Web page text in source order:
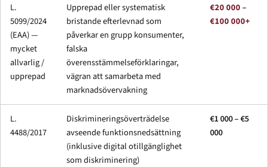
L.
5099/2024
(EAA) —
mycket
allvarlig /
upprepad
Upprepad eller systematisk
bristande efterlevnad som
påverkar en grupp konsumenter,
falska
överensstämmelseförklaringar,
vägran att samarbeta med
marknadsövervakning
€20 000 –
€100 000+
L.
4488/2017
Diskrimineringsöverträdelse
avseende funktionsnedsättning
(inklusive digital otillgänglighet
som diskriminering)
€1 000 – €5
000